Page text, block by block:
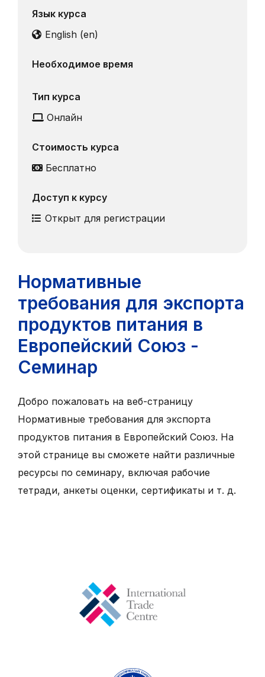
Язык курса
English ‎(en)‎
Необходимое время
Тип курса
Онлайн
Стоимость курса
Бесплатно
Доступ к курсу
Открыт для регистрации
Нормативные
требования для экспорта
продуктов питания в
Европейский Союз -
Семинар
Добро пожаловать на веб-страницу
Нормативные требования для экспорта
продуктов питания в Европейский Союз. На
этой странице вы сможете найти различные
ресурсы по семинару, включая рабочие
тетради, анкеты оценки, сертификаты и т. д.